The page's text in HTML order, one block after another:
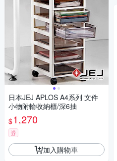
日本JEJ APLOS A4系列 文件
小物附輪收納櫃/深6抽
$1,270
券
加入購物車